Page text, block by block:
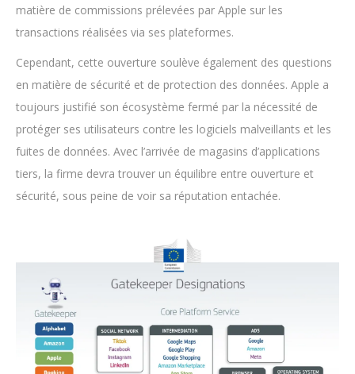
matière de commissions prélevées par Apple sur les
transactions réalisées via ses plateformes.
Cependant, cette ouverture soulève également des questions
en matière de sécurité et de protection des données. Apple a
toujours justifié son écosystème fermé par la nécessité de
protéger ses utilisateurs contre les logiciels malveillants et les
fuites de données. Avec l’arrivée de magasins d’applications
tiers, la firme devra trouver un équilibre entre ouverture et
sécurité, sous peine de voir sa réputation entachée.